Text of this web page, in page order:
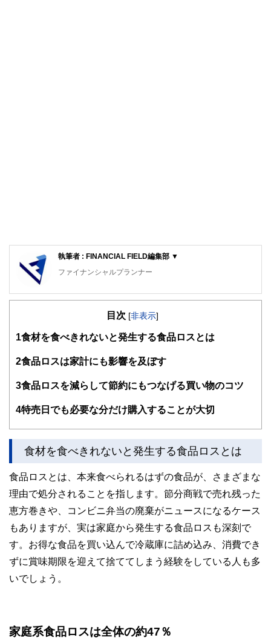
執筆者 : FINANCIAL FIELD編集部 ▼
ファイナンシャルプランナー
FinancialField編集部は、金融、経済に関する記事を、日々
知識がない方でも理解できるようわかりやすく発信していま
得者を中心に「お金や暮らし」に関する書籍・雑誌の編集経
験者で構成され、企画立案から記事掲載まですべての工程に
護士、税理士、宅地建物取引士、相続診断士、住宅ローンア
かしく感じられる年金や税金、相続、保険、ローンなどの話
をわかりやすく発信している点です。
執筆者・監修者による執筆体制を築くことで、内容のわかり
やすさはもちろんのこと、読み応えのあるコンテンツと確か
な情報発信を実現しています。
私たちは、快適でより良い生活のアイデアを提供するお金の
コンシェルジュを目指します。
目次 [非表示]
1 食材を食べきれないと発生する食品ロスとは
2食品ロスは家計にも影響を及ぼす
3食品ロスを減らして節約にもつなげる買い物のコツ
4特売日でも必要な分だけ購入することが大切
食材を食べきれないと発生する食品ロスとは
食品ロスとは、本来食べられるはずの食品が、さまざまな
理由で処分されることを指します。節分商戦で売れ残った
恵方巻きや、コンビニ弁当の廃棄がニュースになるケース
もありますが、実は家庭から発生する食品ロスも深刻で
す。お得な食品を買い込んで冷蔵庫に詰め込み、消費でき
ずに賞味期限を迎えて捨ててしまう経験をしている人も多
いでしょう。
家庭系食品ロスは全体の約47％